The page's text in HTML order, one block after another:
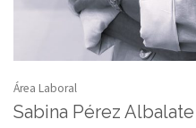
Área Laboral
Sabina Pérez Albalate